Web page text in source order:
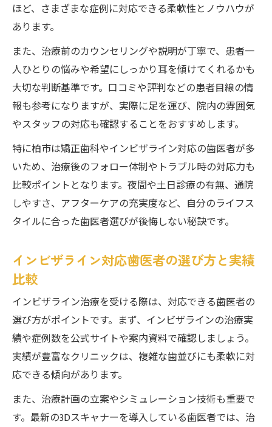
ほど、さまざまな症例に対応できる柔軟性とノウハウが
あります。
また、治療前のカウンセリングや説明が丁寧で、患者一
人ひとりの悩みや希望にしっかり耳を傾けてくれるかも
大切な判断基準です。口コミや評判などの患者目線の情
報も参考になりますが、実際に足を運び、院内の雰囲気
やスタッフの対応も確認することをおすすめします。
特に柏市は矯正歯科やインビザライン対応の歯医者が多
いため、治療後のフォロー体制やトラブル時の対応力も
比較ポイントとなります。夜間や土日診療の有無、通院
しやすさ、アフターケアの充実度など、自分のライフス
タイルに合った歯医者選びが後悔しない秘訣です。
インビザライン対応歯医者の選び方と実績
比較
インビザライン治療を受ける際は、対応できる歯医者の
選び方がポイントです。まず、インビザラインの治療実
績や症例数を公式サイトや案内資料で確認しましょう。
実績が豊富なクリニックは、複雑な歯並びにも柔軟に対
応できる傾向があります。
また、治療計画の立案やシミュレーション技術も重要で
す。最新の3Dスキャナーを導入している歯医者では、治